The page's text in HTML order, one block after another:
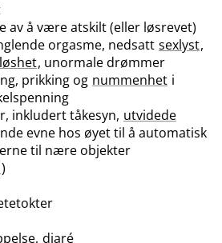
av å være atskilt (eller løsrevet)
orgasme, nedsatt sexlyst,
, unormale drømmer
prikking og nummenhet i
inkludert tåkesyn, utvidede
evne hos øyet til å automatisk
til nære objekter
)
diaré